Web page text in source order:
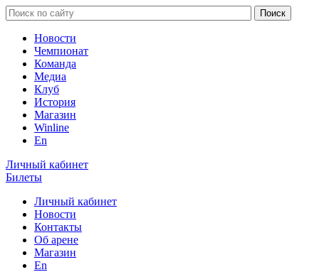
Новости
Чемпионат
Команда
Медиа
Клуб
История
Магазин
Winline
En
Личный кабинет
Билеты
Личный кабинет
Новости
Контакты
Об арене
Магазин
En